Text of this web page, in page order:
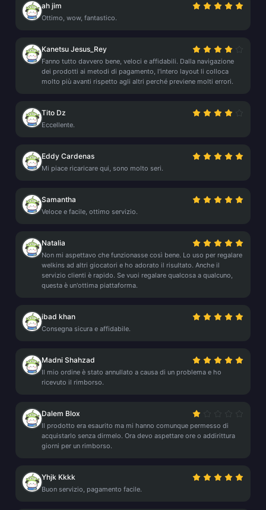
ah jim
Ottimo, wow, fantastico.
Kanetsu Jesus_Rey
Fanno tutto davvero bene, veloci e affidabili. Dalla navigazione
dei prodotti ai metodi di pagamento, l'intero layout li colloca
molto più avanti rispetto agli altri perché previene molti errori.
Tito Dz
Eccellente.
Eddy Cardenas
Mi piace ricaricare qui, sono molto seri.
Samantha
Veloce e facile, ottimo servizio.
Natalia
Non mi aspettavo che funzionasse così bene. Lo uso per regalare
welkins ad altri giocatori e ho adorato il risultato. Anche il
servizio clienti è rapido. Se vuoi regalare qualcosa a qualcuno,
questa è un'ottima piattaforma.
ibad khan
Consegna sicura e affidabile.
Madni Shahzad
Il mio ordine è stato annullato a causa di un problema e ho
ricevuto il rimborso.
Dalem Blox
Il prodotto era esaurito ma mi hanno comunque permesso di
acquistarlo senza dirmelo. Ora devo aspettare ore o addirittura
giorni per un rimborso.
Yhjk Kkkk
Buon servizio, pagamento facile.